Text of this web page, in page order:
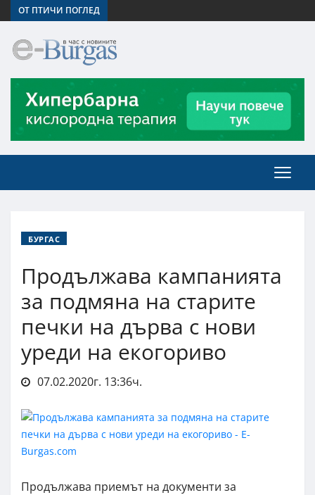
ОТ ПТИЧИ ПОГЛЕД
БУРГАС
Продължава кампанията
за подмяна на старите
печки на дърва с нови
уреди на екогориво
07.02.2020г. 13:36ч.
Продължава приемът на документи за